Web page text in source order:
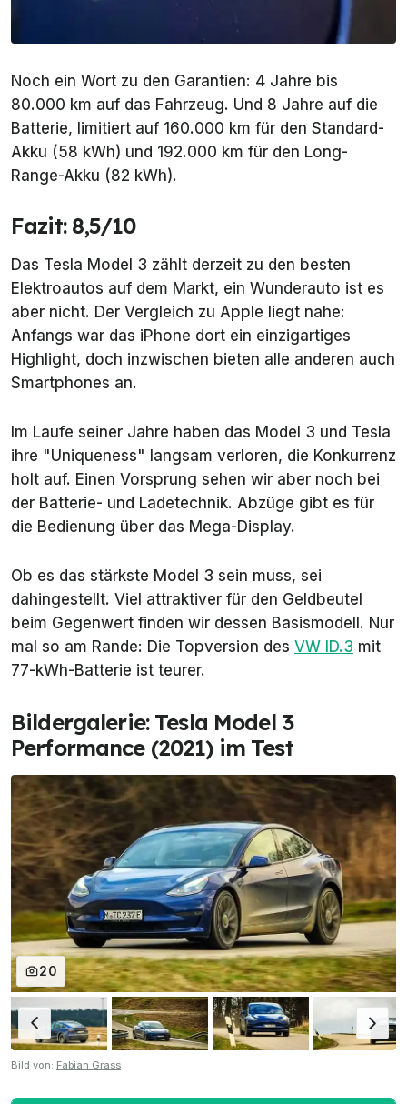
Noch ein Wort zu den Garantien: 4 Jahre bis
80.000 km auf das Fahrzeug. Und 8 Jahre auf die
Batterie, limitiert auf 160.000 km für den Standard-
Akku (58 kWh) und 192.000 km für den Long-
Range-Akku (82 kWh).
Fazit: 8,5/10
Das Tesla Model 3 zählt derzeit zu den besten
Elektroautos auf dem Markt, ein Wunderauto ist es
aber nicht. Der Vergleich zu Apple liegt nahe:
Anfangs war das iPhone dort ein einzigartiges
Highlight, doch inzwischen bieten alle anderen auch
Smartphones an.
Im Laufe seiner Jahre haben das Model 3 und Tesla
ihre "Uniqueness" langsam verloren, die Konkurrenz
holt auf. Einen Vorsprung sehen wir aber noch bei
der Batterie- und Ladetechnik. Abzüge gibt es für
die Bedienung über das Mega-Display.
Ob es das stärkste Model 3 sein muss, sei
dahingestellt. Viel attraktiver für den Geldbeutel
beim Gegenwert finden wir dessen Basismodell. Nur
mal so am Rande: Die Topversion des VW ID.3 mit
77-kWh-Batterie ist teurer.
Bildergalerie: Tesla Model 3
Performance (2021) im Test
20
Bild von: Fabian Grass